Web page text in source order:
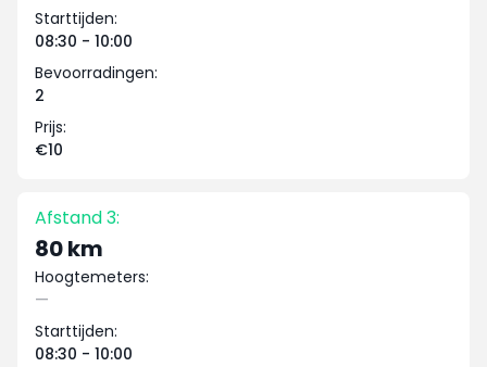
Starttijden:
08:30 - 10:00
Bevoorradingen:
2
Prijs:
€10
Afstand 3:
80 km
Hoogtemeters:
—
Starttijden:
08:30 - 10:00